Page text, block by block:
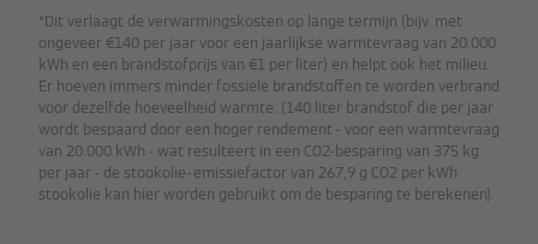
*Dit verlaagt de verwarmingskosten op lange termijn (bijv. met
ongeveer €140 per jaar voor een jaarlijkse warmtevraag van 20.000
kWh en een brandstofprijs van €1 per liter) en helpt ook het milieu.
Er hoeven immers minder fossiele brandstoffen te worden verbrand
voor dezelfde hoeveelheid warmte. (140 liter brandstof die per jaar
wordt bespaard door een hoger rendement - voor een warmtevraag
van 20.000 kWh - wat resulteert in een CO2-besparing van 375 kg
per jaar - de stookolie-emissiefactor van 267,9 g CO2 per kWh
stookolie kan hier worden gebruikt om de besparing te berekenen).